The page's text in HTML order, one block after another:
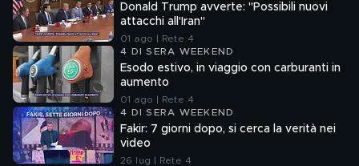
Donald Trump avverte: "Possibili nuovi
attacchi all'Iran"
01 ago | Rete 4
4 DI SERA WEEKEND
Esodo estivo, in viaggio con carburanti in
aumento
01 ago | Rete 4
4 DI SERA WEEKEND
Fakir: 7 giorni dopo, si cerca la verità nei
video
26 lug | Rete 4